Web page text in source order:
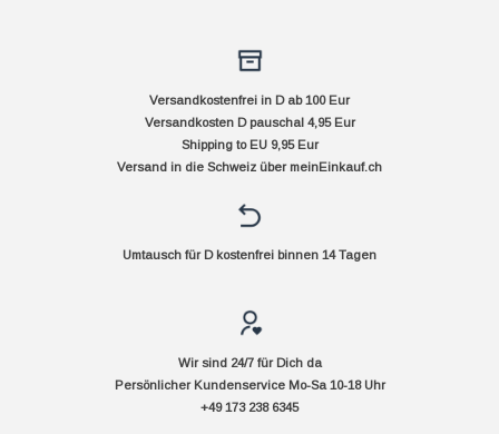
Versandkostenfrei in D ab 100 Eur
Versandkosten D pauschal 4,95 Eur
Shipping to EU 9,95 Eur
Versand in die Schweiz über meinEinkauf.ch
Umtausch für D kostenfrei binnen 14 Tagen
Wir sind 24/7 für Dich da
Persönlicher Kundenservice Mo-Sa 10-18 Uhr
+49 173 238 6345